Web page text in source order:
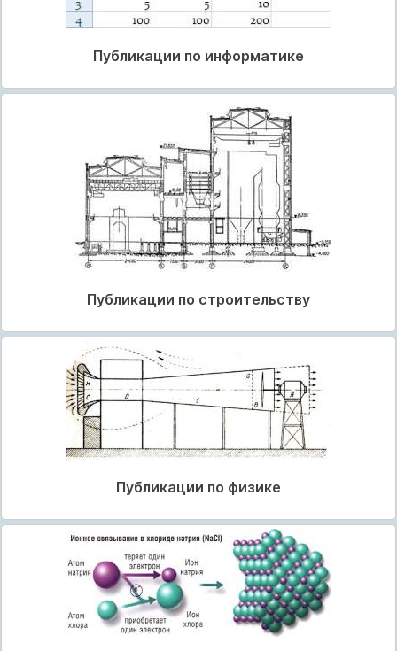
Публикации по информатике
Публикации по строительству
Публикации по физике